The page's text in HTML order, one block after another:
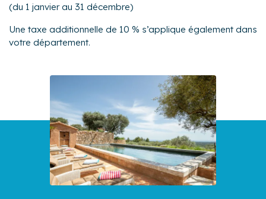
(du 1 janvier au 31 décembre)
Une taxe additionnelle de 10 % s’applique également dans
votre département.